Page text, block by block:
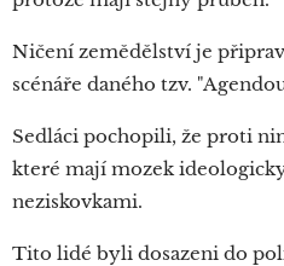
Ničení zemědělství je
scénáře daného tzv.
Sedláci pochopili, že proti
které mají mozek
neziskovkami.
Tito lidé byli dosazeni do